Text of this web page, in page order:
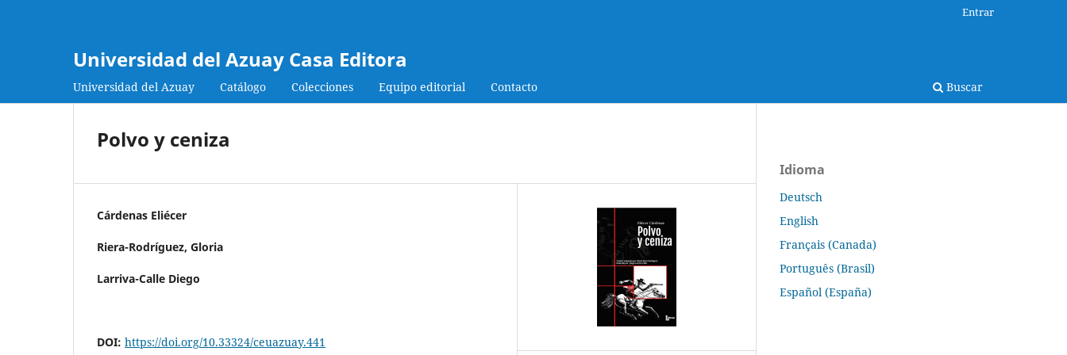
Universidad del Azuay Casa Editora
Universidad del Azuay Catálogo Colecciones Equipo editorial Contacto Buscar
Entrar
Polvo y ceniza
Cárdenas Eliécer
Riera-Rodríguez, Gloria
Larriva-Calle Diego
DOI: https://doi.org/10.33324/ceuazuay.441
Idioma
Deutsch
English
Français (Canada)
Português (Brasil)
Español (España)